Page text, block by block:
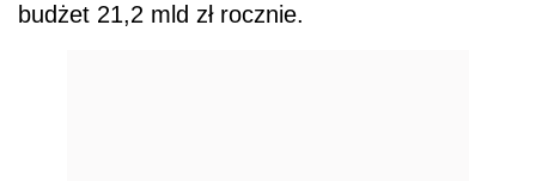
budżet 21,2 mld zł rocznie.